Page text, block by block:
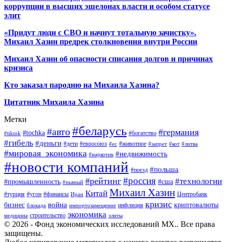
коррупции в высших эшелонах власти и особом статусе
элит
«Придут люди с СВО и начнут тотальную зачистку».
Михаил Хазин предрек столкновения внутри России
Михаил Хазин об опасности списания долгов и причинах
кризиса
Кто заказал пародию на Михаила Хазина?
Цитатник Михаила Хазина
Метки
#tiktok #tochka #авто#беларусь #богатство #германия
#гибель #деньги #дети #евросоюз #ес #животное #запрет #кот #литва
#мировая_экономика #наркотик #недвижимость
#новости компаний #поезд #польша
#промышленность #пьяный #рейтинг #россия #сша #технологии
#турция #угон #финансы Иран Китай Михаил Хазин Центробанк
бизнес блокада война импортозамещение инфляция кризис криптовалюты
медицина строительство экономика элиты
© 2026 - Фонд экономических исследований МХ.. Все права
защищены.